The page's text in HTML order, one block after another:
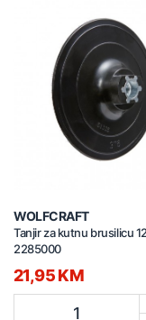
WOLFCRAFT
Tanjir za kutnu brusilicu
2285000
21,95 KM
1